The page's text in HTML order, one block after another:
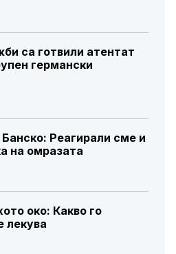
са готвили атентат
германски
Реагирали сме и
на омразата
око: Какво го
лекува